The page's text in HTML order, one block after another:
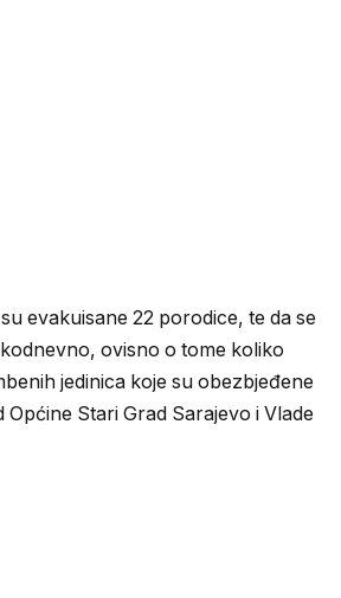
evakuisane 22 porodice, te da se
ovisno o tome koliko
jedinica koje su obezbjeđene
Općine Stari Grad Sarajevo i Vlade